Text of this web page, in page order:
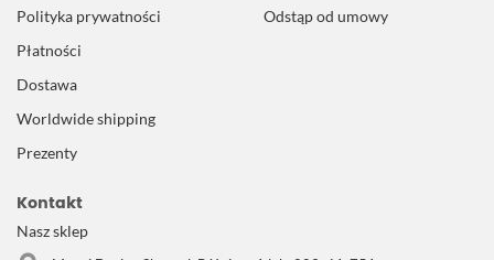
Polityka prywatności
Płatności
Dostawa
Worldwide shipping
Prezenty
Odstąp od umowy
Kontakt
Nasz sklep